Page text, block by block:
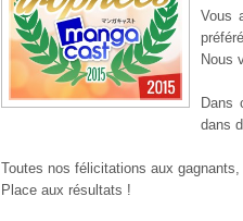
Vous
Nous
Dans
dans
Toutes nos félicitations aux
Place aux résultats !